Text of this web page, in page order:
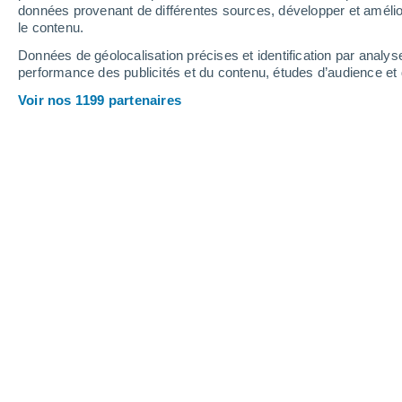
données provenant de différentes sources, développer et
le contenu.
Données de géolocalisation précises et identification par
performance des publicités et du contenu, études d’audience
Voir nos 1199 partenaires